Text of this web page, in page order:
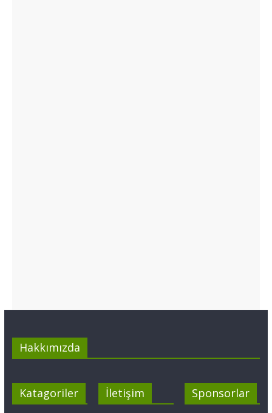
Hakkımızda
Katagoriler İletişim Sponsorlar